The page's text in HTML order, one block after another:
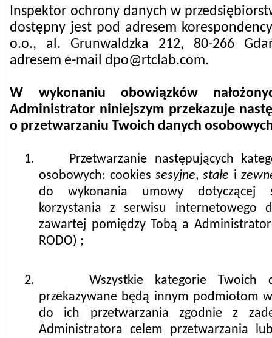
Inspektor ochrony danych w
dostępny jest pod adresem
o.o., al. Grunwaldzka 212, 80-266
adresem e-maildpo@rtclab.com.
W wykonaniu obowiązków
Administrator niniejszym przekazuje
o przetwarzaniu Twoich danych
1.
Przetwarzanie następujących
osobowych: cookiessesyjne,stałe i
do wykonania umowy dotyczącej
korzystania z serwisu internetowego
zawartej pomiędzy Tobą a
RODO) ;
2.
Wszystkie kategorie Twoich
przekazywane będą innym podmiotom
do ich przetwarzania zgodnie z
Administratora celem przetwarzania